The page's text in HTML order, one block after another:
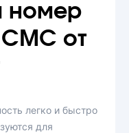
номер
СМС от
легко и быстро
для